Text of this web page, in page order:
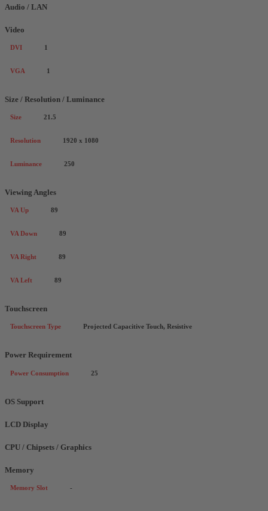
Audio / LAN
Video
DVI 1
VGA 1
Size / Resolution / Luminance
Size 21.5
Resolution 1920 x 1080
Luminance 250
Viewing Angles
VA Up 89
VA Down 89
VA Right 89
VA Left 89
Touchscreen
Touchscreen Type Projected Capacitive Touch, Resistive
Power Requirement
Power Consumption 25
OS Support
LCD Display
CPU / Chipsets / Graphics
Memory
Memory Slot -